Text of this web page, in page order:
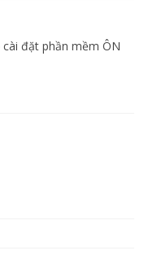
đặt phần mềm ÔN